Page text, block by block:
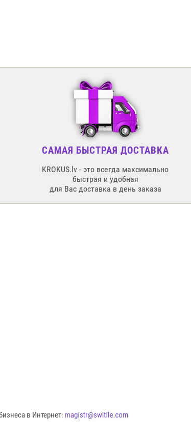
САМАЯ БЫСТРАЯ ДОСТАВКА
KROKUS.lv - это всегда максимально
быстрая и удобная
для Вас доставка в день заказа
в Интернет: